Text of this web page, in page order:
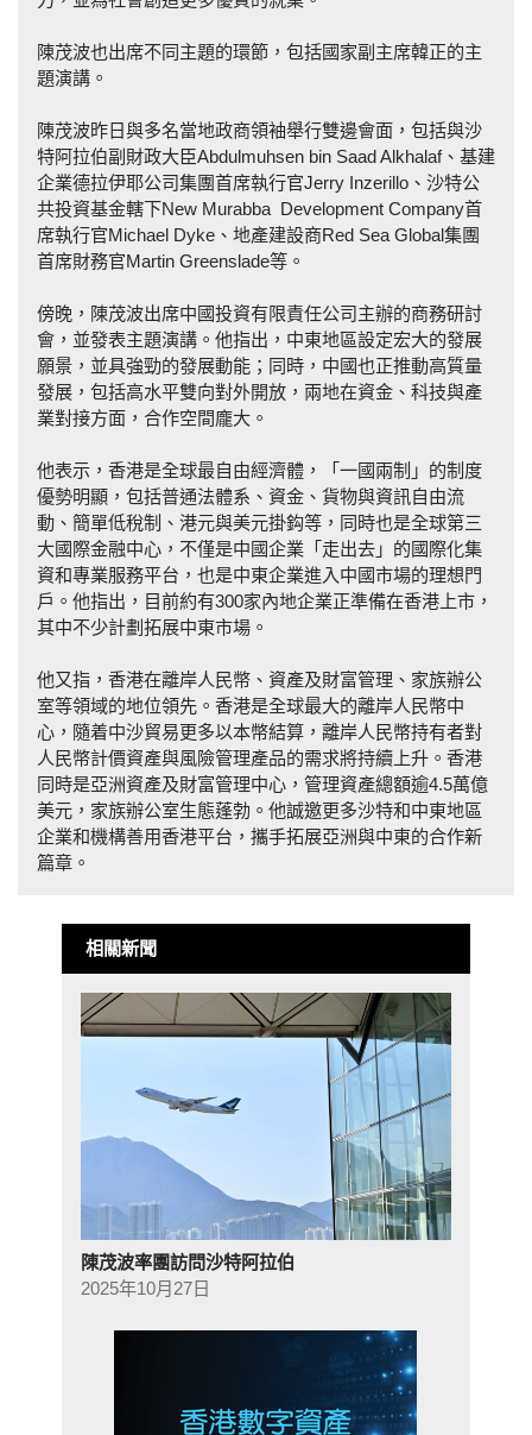
陳茂波也出席不同主題的環節，包括國家副主席韓正的主
題演講。
陳茂波昨日與多名當地政商領袖舉行雙邊會面，包括與沙
特阿拉伯副財政大臣Abdulmuhsen bin Saad Alkhalaf、基建
企業德拉伊耶公司集團首席執行官Jerry Inzerillo、沙特公
共投資基金轄下New Murabba Development Company首
席執行官Michael Dyke、地產建設商Red Sea Global集團
首席財務官Martin Greenslade等。
傍晚，陳茂波出席中國投資有限責任公司主辦的商務研討
會，並發表主題演講。他指出，中東地區設定宏大的發展
願景，並具強勁的發展動能；同時，中國也正推動高質量
發展，包括高水平雙向對外開放，兩地在資金、科技與產
業對接方面，合作空間龐大。
他表示，香港是全球最自由經濟體，「一國兩制」的制度
優勢明顯，包括普通法體系、資金、貨物與資訊自由流
動、簡單低稅制、港元與美元掛鈎等，同時也是全球第三
大國際金融中心，不僅是中國企業「走出去」的國際化集
資和專業服務平台，也是中東企業進入中國市場的理想門
戶。他指出，目前約有300家內地企業正準備在香港上市，
其中不少計劃拓展中東市場。
他又指，香港在離岸人民幣、資產及財富管理、家族辦公
室等領域的地位領先。香港是全球最大的離岸人民幣中
心，隨着中沙貿易更多以本幣結算，離岸人民幣持有者對
人民幣計價資產與風險管理產品的需求將持續上升。香港
同時是亞洲資產及財富管理中心，管理資產總額逾4.5萬億
美元，家族辦公室生態蓬勃。他誠邀更多沙特和中東地區
企業和機構善用香港平台，攜手拓展亞洲與中東的合作新
篇章。
相關新聞
陳茂波率團訪問沙特阿拉伯
2025年10月27日